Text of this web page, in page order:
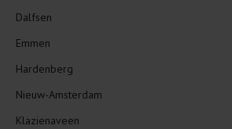
Dalfsen
Emmen
Hardenberg
Nieuw-Amsterdam
Klazienaveen